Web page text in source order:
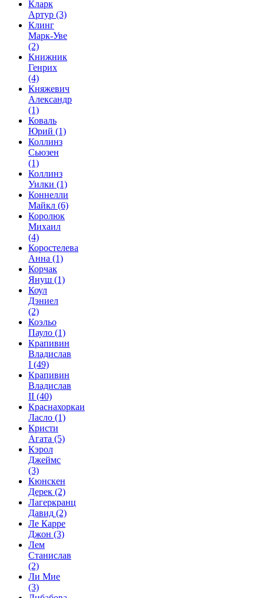
Кларк
Артур (3)
Клинг
Марк-Уве
(2)
Книжник
Генрих
(4)
Княжевич
Александр
(1)
Коваль
Юрий (1)
Коллинз
Сьюзен
(1)
Коллинз
Уилки (1)
Коннелли
Майкл (6)
Королюк
Михаил
(4)
Коростелева
Анна (1)
Корчак
Януш (1)
Коул
Дэниел
(2)
Коэльо
Пауло (1)
Крапивин
Владислав
I (49)
Крапивин
Владислав
II (40)
Краснахоркаи
Ласло (1)
Кристи
Агата (5)
Кэрол
Джеймс
(3)
Кюнскен
Дерек (2)
Лагеркранц
Давид (2)
Ле Карре
Джон (3)
Лем
Станислав
(2)
Ли Мие
(3)